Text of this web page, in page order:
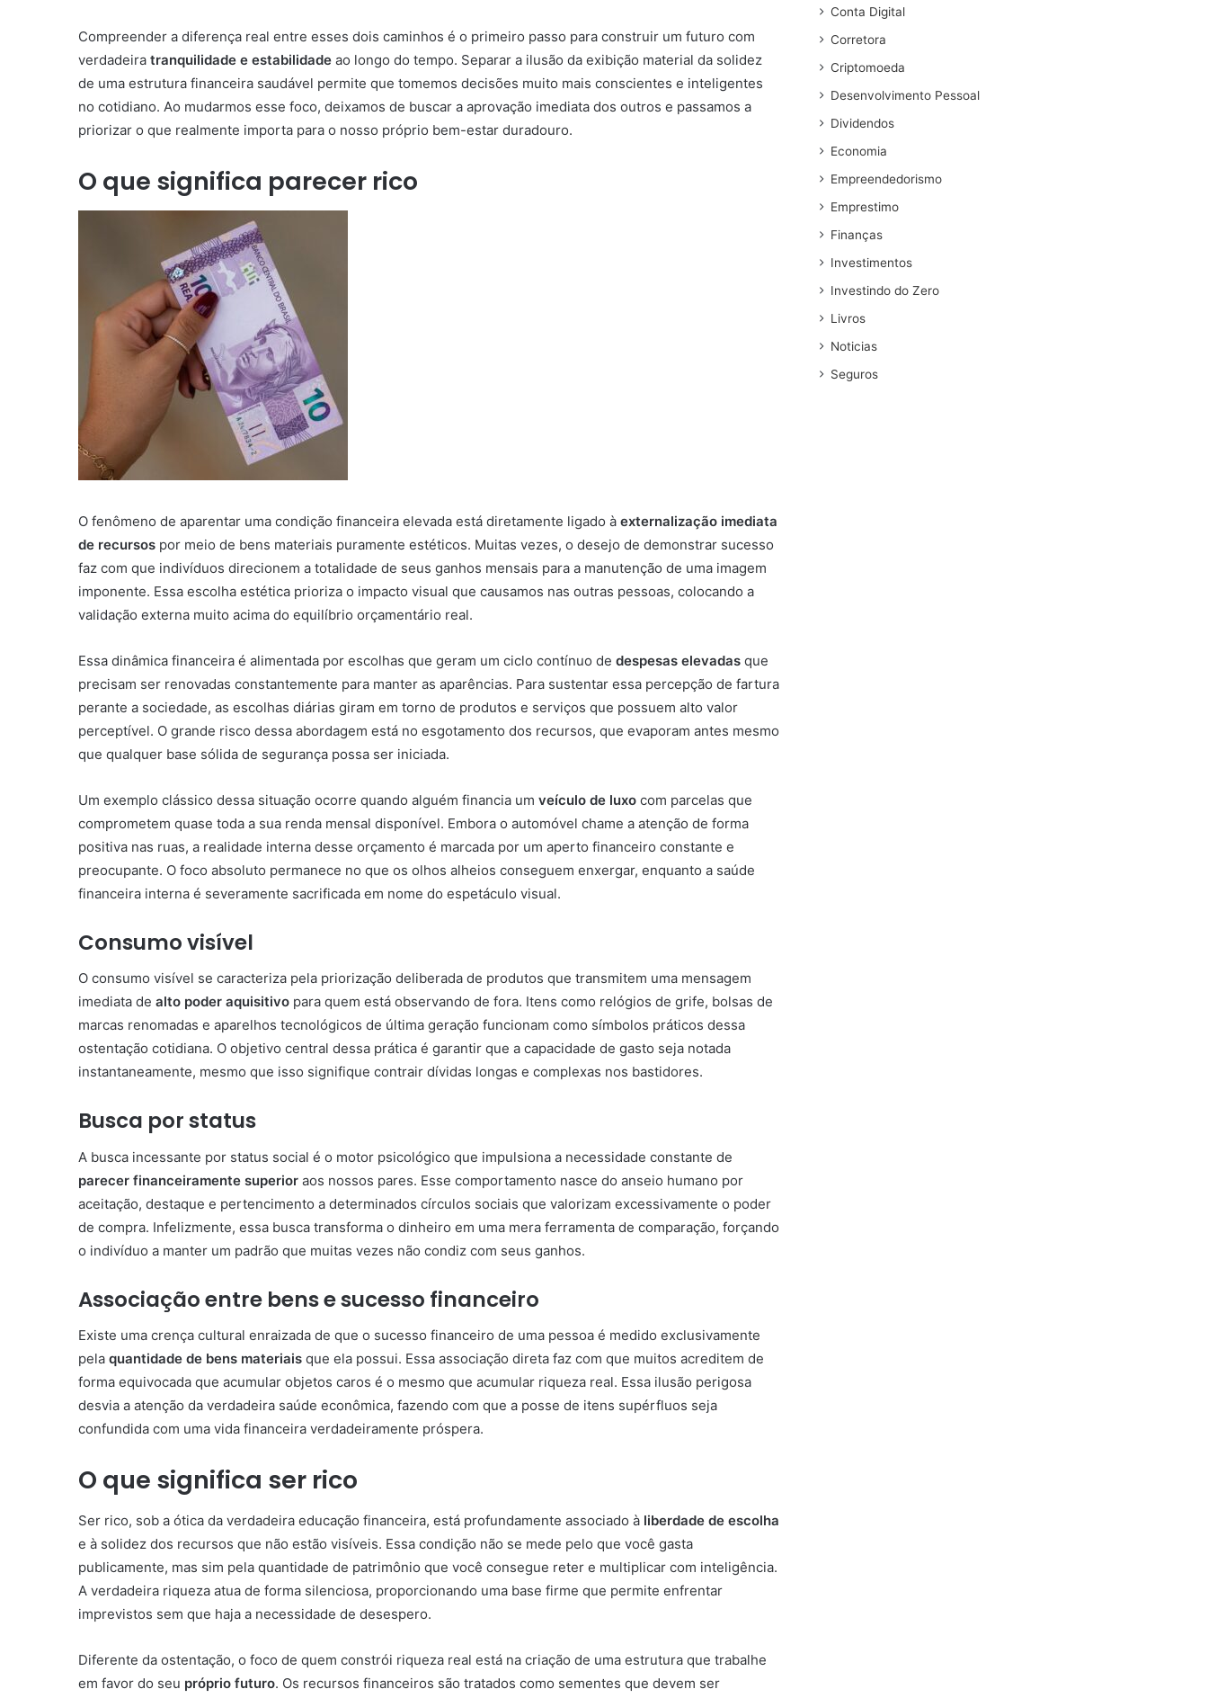
Compreender a diferença real entre esses dois caminhos é o primeiro passo para construir um futuro com
verdadeira tranquilidade e estabilidade ao longo do tempo. Separar a ilusão da exibição material da solidez
de uma estrutura financeira saudável permite que tomemos decisões muito mais conscientes e inteligentes
no cotidiano. Ao mudarmos esse foco, deixamos de buscar a aprovação imediata dos outros e passamos a
priorizar o que realmente importa para o nosso próprio bem-estar duradouro.
O que significa parecer rico
O fenômeno de aparentar uma condição financeira elevada está diretamente ligado à externalização imediata
de recursos por meio de bens materiais puramente estéticos. Muitas vezes, o desejo de demonstrar sucesso
faz com que indivíduos direcionem a totalidade de seus ganhos mensais para a manutenção de uma imagem
imponente. Essa escolha estética prioriza o impacto visual que causamos nas outras pessoas, colocando a
validação externa muito acima do equilíbrio orçamentário real.
Essa dinâmica financeira é alimentada por escolhas que geram um ciclo contínuo de despesas elevadas que
precisam ser renovadas constantemente para manter as aparências. Para sustentar essa percepção de fartura
perante a sociedade, as escolhas diárias giram em torno de produtos e serviços que possuem alto valor
perceptível. O grande risco dessa abordagem está no esgotamento dos recursos, que evaporam antes mesmo
que qualquer base sólida de segurança possa ser iniciada.
Um exemplo clássico dessa situação ocorre quando alguém financia um veículo de luxo com parcelas que
comprometem quase toda a sua renda mensal disponível. Embora o automóvel chame a atenção de forma
positiva nas ruas, a realidade interna desse orçamento é marcada por um aperto financeiro constante e
preocupante. O foco absoluto permanece no que os olhos alheios conseguem enxergar, enquanto a saúde
financeira interna é severamente sacrificada em nome do espetáculo visual.
Consumo visível
O consumo visível se caracteriza pela priorização deliberada de produtos que transmitem uma mensagem
imediata de alto poder aquisitivo para quem está observando de fora. Itens como relógios de grife, bolsas de
marcas renomadas e aparelhos tecnológicos de última geração funcionam como símbolos práticos dessa
ostentação cotidiana. O objetivo central dessa prática é garantir que a capacidade de gasto seja notada
instantaneamente, mesmo que isso signifique contrair dívidas longas e complexas nos bastidores.
Busca por status
A busca incessante por status social é o motor psicológico que impulsiona a necessidade constante de
parecer financeiramente superior aos nossos pares. Esse comportamento nasce do anseio humano por
aceitação, destaque e pertencimento a determinados círculos sociais que valorizam excessivamente o poder
de compra. Infelizmente, essa busca transforma o dinheiro em uma mera ferramenta de comparação, forçando
o indivíduo a manter um padrão que muitas vezes não condiz com seus ganhos.
Associação entre bens e sucesso financeiro
Existe uma crença cultural enraizada de que o sucesso financeiro de uma pessoa é medido exclusivamente
pela quantidade de bens materiais que ela possui. Essa associação direta faz com que muitos acreditem de
forma equivocada que acumular objetos caros é o mesmo que acumular riqueza real. Essa ilusão perigosa
desvia a atenção da verdadeira saúde econômica, fazendo com que a posse de itens supérfluos seja
confundida com uma vida financeira verdadeiramente próspera.
O que significa ser rico
Ser rico, sob a ótica da verdadeira educação financeira, está profundamente associado à liberdade de escolha
e à solidez dos recursos que não estão visíveis. Essa condição não se mede pelo que você gasta
publicamente, mas sim pela quantidade de patrimônio que você consegue reter e multiplicar com inteligência.
A verdadeira riqueza atua de forma silenciosa, proporcionando uma base firme que permite enfrentar
imprevistos sem que haja a necessidade de desespero.
Diferente da ostentação, o foco de quem constrói riqueza real está na criação de uma estrutura que trabalhe
em favor do seu próprio futuro. Os recursos financeiros são tratados como sementes que devem ser
Conta Digital
Corretora
Criptomoeda
Desenvolvimento Pessoal
Dividendos
Economia
Empreendedorismo
Emprestimo
Finanças
Investimentos
Investindo do Zero
Livros
Noticias
Seguros